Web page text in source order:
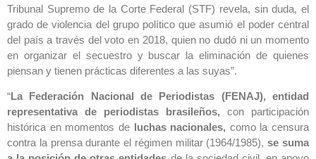
Tribunal Supremo de la Corte Federal (STF) revela, sin duda, el
grado de violencia del grupo político que asumió el poder central
del país a través del voto en 2018, quien no dudó ni un momento
en organizar el secuestro y buscar la eliminación de quienes
piensan y tienen prácticas diferentes a las suyas”.
“La Federación Nacional de Periodistas (FENAJ), entidad
representativa de periodistas brasileños, con participación
histórica en momentos de luchas nacionales, como la censura
contra la prensa durante el régimen militar (1964/1985), se suma